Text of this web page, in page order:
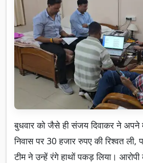
बुधवार को जैसे ही संजय दिवाकर ने अपने
निवास पर 30 हजार रुपए की रिश्वत ली,
टीम ने उन्हें रंगे हाथों पकड़ लिया।